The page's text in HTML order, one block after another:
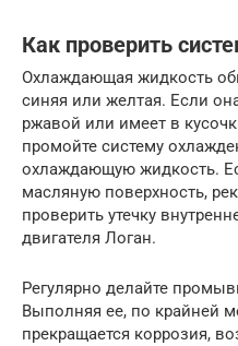
Как проверить
Охлаждающая жидкость
синяя или желтая. Если
ржавой или имеет в
промойте систему
охлаждающую жидкость.
масляную поверхность,
проверить утечку
двигателя Логан.
Регулярно делайте
Выполняя ее, по крайней
прекращается коррозия,